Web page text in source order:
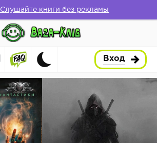
Слушайте книги без рекламы
Вход